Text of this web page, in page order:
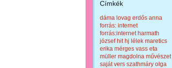
Címkék
dáma lovag erdős anna
forrás: internet
forrás:internet harmath
józsef hit hj lélek maretics
erika mérges vass eta
müller magdolna művészet
saját vers szathmáry olga